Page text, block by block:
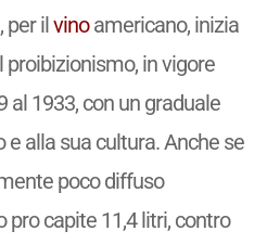
per ilvinoamericano, inizia
proibizionismo, in vigore
al 1933, con un graduale
alla sua cultura. Anche se
poco diffuso
capite 11,4 litri, contro